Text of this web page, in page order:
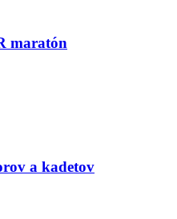
maratón
a kadetov